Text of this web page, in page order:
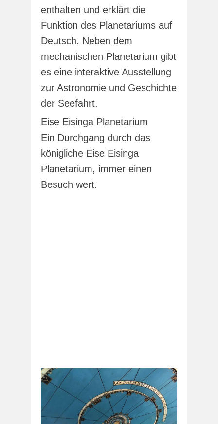
enthalten und erklärt die
Funktion des Planetariums auf
Deutsch. Neben dem
mechanischen Planetarium gibt
es eine interaktive Ausstellung
zur Astronomie und Geschichte
der Seefahrt.
Eise Eisinga Planetarium
Ein Durchgang durch das
königliche Eise Eisinga
Planetarium, immer einen
Besuch wert.